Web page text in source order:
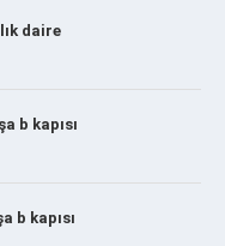
daire
b kapısı
b kapısı